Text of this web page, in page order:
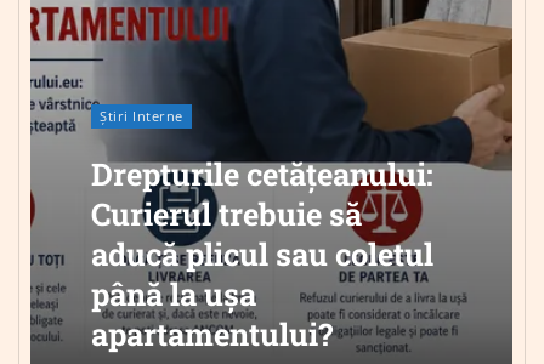
Știri Interne
Drepturile cetățeanului:
Curierul trebuie să
aducă plicul sau coletul
până la ușa
apartamentului?